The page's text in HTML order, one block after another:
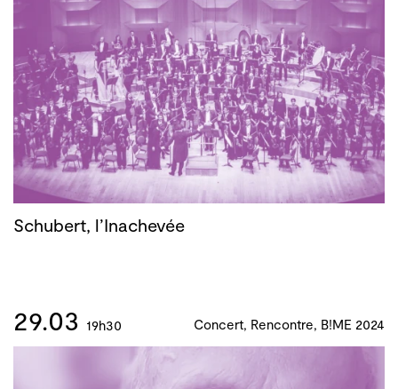
Schubert, l’Inachevée
29.03 19h30 Concert, Rencontre, B!ME 2024